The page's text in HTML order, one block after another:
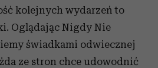
kolejnych wydarzeń to
Oglądając Nigdy Nie
świadkami odwiecznej
ze stron chce udowodnić